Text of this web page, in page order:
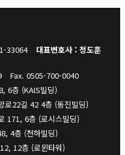
33064
대표변호사 : 정도훈
Fax. 0505-700-0040
6층 (KAIS빌딩)
로22길 42 4층 (동진빌딩)
171, 6층 (로시스빌딩)
4층 (천하빌딩)
12층 (로윈타워)